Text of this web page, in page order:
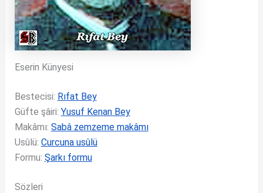
Eserin Künyesi
Bestecisi: Rıfat Bey
Güfte şâiri: Yusuf Kenan Bey
Makâmı: Sabâ zemzeme makâmı
Usûlü: Curcuna usûlü
Formu: Şarkı formu
Sözleri